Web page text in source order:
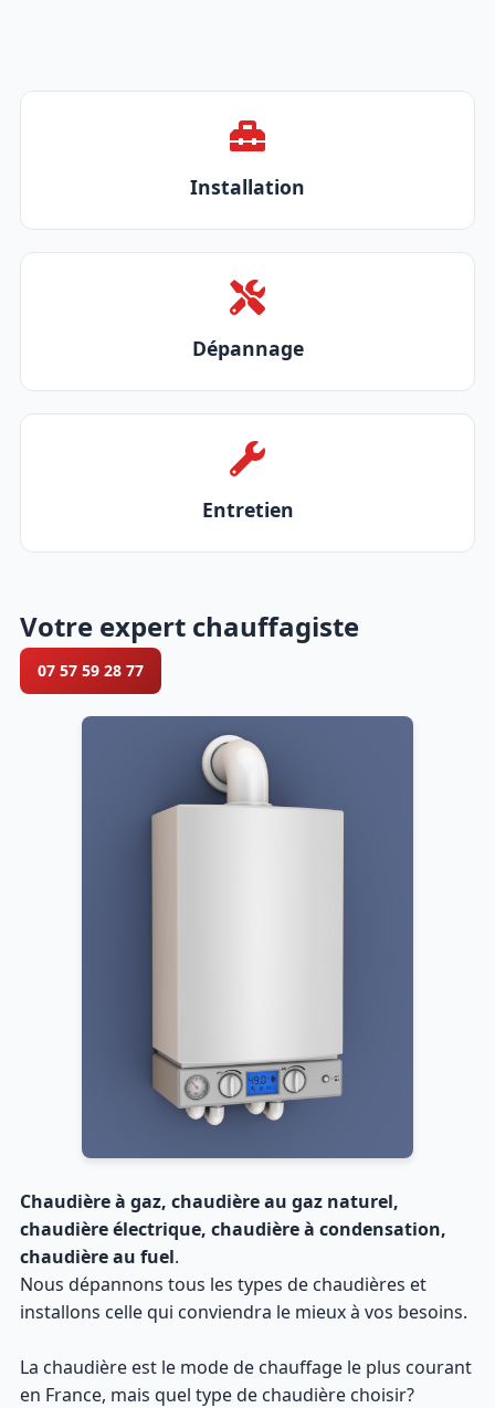
Installation
Dépannage
Entretien
Votre expert chauffagiste
07 57 59 28 77
Chaudière à gaz, chaudière au gaz naturel,
chaudière électrique, chaudière à condensation,
chaudière au fuel.
Nous dépannons tous les types de chaudières et
installons celle qui conviendra le mieux à vos besoins.
La chaudière est le mode de chauffage le plus courant
en France, mais quel type de chaudière choisir?